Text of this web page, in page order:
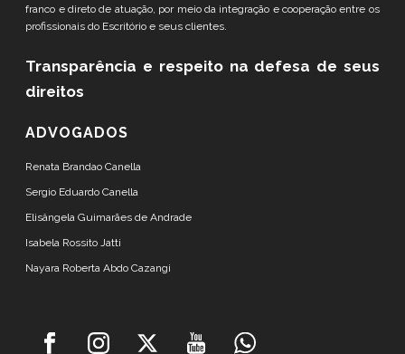
franco e direto de atuação, por meio da integração e cooperação entre os
profissionais do Escritório e seus clientes.
Transparência e respeito na defesa de seus
direitos
ADVOGADOS
Renata Brandao Canella
Sergio Eduardo Canella
Elisângela Guimarães de Andrade
Isabela Rossito Jatti
Nayara Roberta Abdo Cazangi